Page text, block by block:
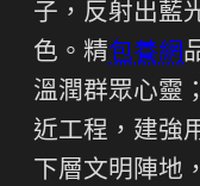
子，反射出藍
色。精包養網
溫潤群眾心靈
近工程，建強
下層文明陣地